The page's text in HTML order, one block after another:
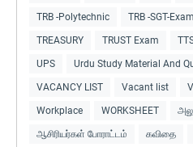
TRB -Polytechnic TRB -SGT-Exam
TREASURY TRUST Exam
UPS Urdu Study Material And
VACANCY LIST Vacant list
Workplace WORKSHEET
ஆசிரியர்கள் போராட்டம் கவிதை